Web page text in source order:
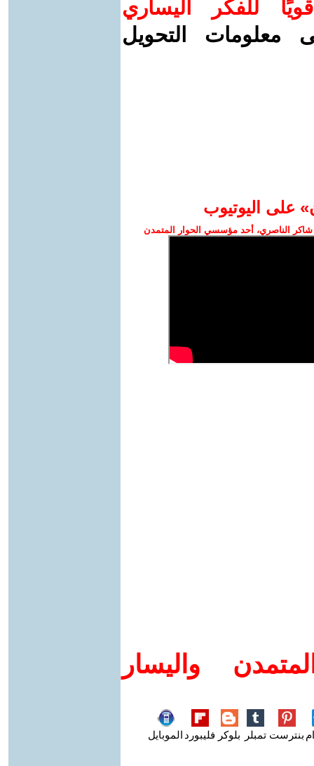
للفكر اليساري
معلومات التحويل
على اليوتيوب
الناصري، أحد مؤسسي الحوار المتمدن
واليسار
بنترست تمبلر بلوكر فليبورد الموبايل